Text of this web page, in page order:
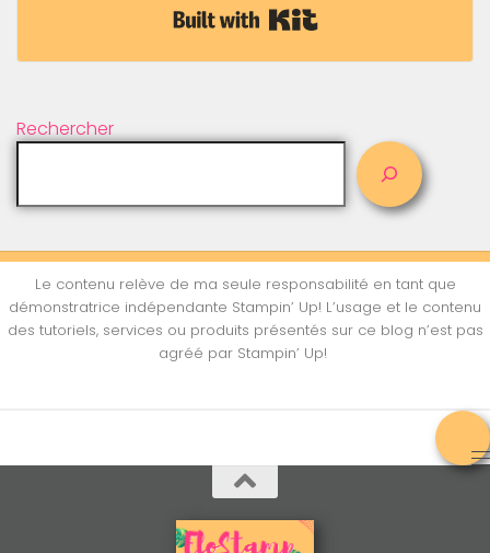
Rechercher
Le contenu relève de ma seule responsabilité en tant que
démonstratrice indépendante Stampin’ Up! L’usage et le contenu
des tutoriels, services ou produits présentés sur ce blog n’est pas
agréé par Stampin’ Up!